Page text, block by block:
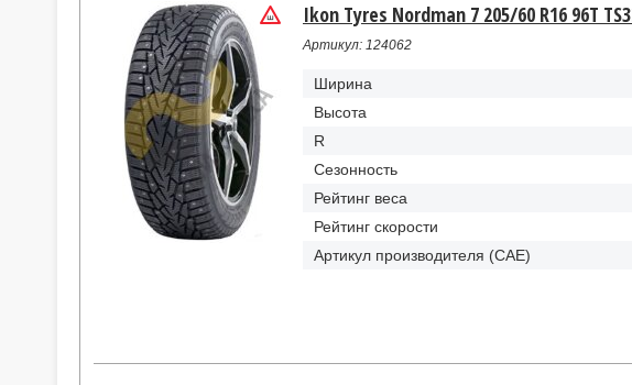
Ikon Tyres Nordman 7 205/60 R16 96T
Артикул: 124062
Ширина
Высота
R
Сезонность
Рейтинг веса
Рейтинг скорости
Артикул производителя (CAE)